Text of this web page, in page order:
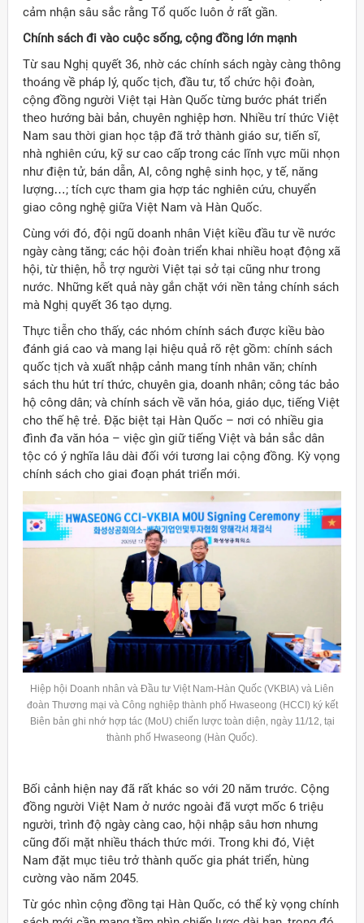
cảm nhận sâu sắc rằng Tổ quốc luôn ở rất gần.
Chính sách đi vào cuộc sống, cộng đồng lớn mạnh
Từ sau Nghị quyết 36, nhờ các chính sách ngày càng thông
thoáng về pháp lý, quốc tịch, đầu tư, tổ chức hội đoàn,
cộng đồng người Việt tại Hàn Quốc từng bước phát triển
theo hướng bài bản, chuyên nghiệp hơn. Nhiều trí thức Việt
Nam sau thời gian học tập đã trở thành giáo sư, tiến sĩ,
nhà nghiên cứu, kỹ sư cao cấp trong các lĩnh vực mũi nhọn
như điện tử, bán dẫn, AI, công nghệ sinh học, y tế, năng
lượng…; tích cực tham gia hợp tác nghiên cứu, chuyển
giao công nghệ giữa Việt Nam và Hàn Quốc.
Cùng với đó, đội ngũ doanh nhân Việt kiều đầu tư về nước
ngày càng tăng; các hội đoàn triển khai nhiều hoạt động xã
hội, từ thiện, hỗ trợ người Việt tại sở tại cũng như trong
nước. Những kết quả này gắn chặt với nền tảng chính sách
mà Nghị quyết 36 tạo dựng.
Thực tiễn cho thấy, các nhóm chính sách được kiều bào
đánh giá cao và mang lại hiệu quả rõ rệt gồm: chính sách
quốc tịch và xuất nhập cảnh mang tính nhân văn; chính
sách thu hút trí thức, chuyên gia, doanh nhân; công tác bảo
hộ công dân; và chính sách về văn hóa, giáo dục, tiếng Việt
cho thế hệ trẻ. Đặc biệt tại Hàn Quốc – nơi có nhiều gia
đình đa văn hóa – việc gìn giữ tiếng Việt và bản sắc dân
tộc có ý nghĩa lâu dài đối với tương lai cộng đồng. Kỳ vọng
chính sách cho giai đoạn phát triển mới.
Hiệp hội Doanh nhân và Đầu tư Việt Nam-Hàn Quốc (VKBIA) và Liên
đoàn Thương mại và Công nghiệp thành phố Hwaseong (HCCI) ký kết
Biên bản ghi nhớ hợp tác (MoU) chiến lược toàn diện, ngày 11/12, tại
thành phố Hwaseong (Hàn Quốc).
Bối cảnh hiện nay đã rất khác so với 20 năm trước. Cộng
đồng người Việt Nam ở nước ngoài đã vượt mốc 6 triệu
người, trình độ ngày càng cao, hội nhập sâu hơn nhưng
cũng đối mặt nhiều thách thức mới. Trong khi đó, Việt
Nam đặt mục tiêu trở thành quốc gia phát triển, hùng
cường vào năm 2045.
Từ góc nhìn cộng đồng tại Hàn Quốc, có thể kỳ vọng chính